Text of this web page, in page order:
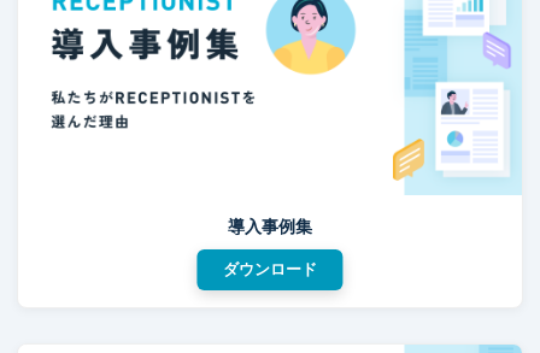
導入事例集
ダウンロード